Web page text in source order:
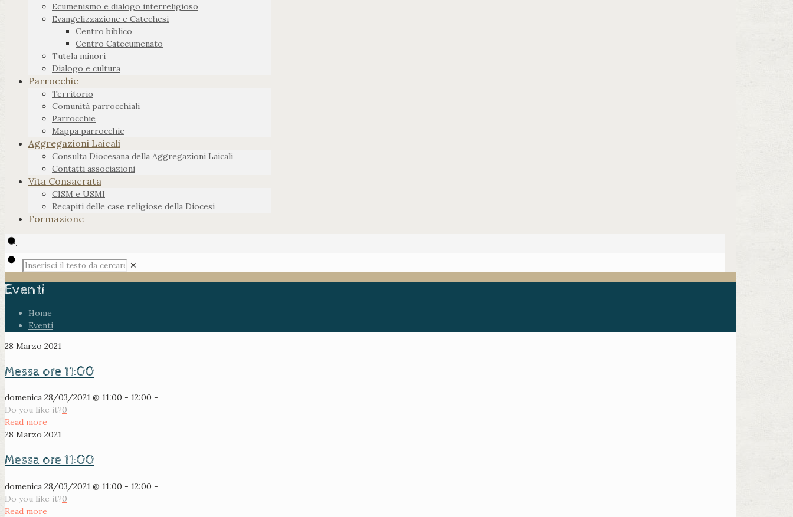
Ecumenismo e dialogo interreligioso
Evangelizzazione e Catechesi
Centro biblico
Centro Catecumenato
Tutela minori
Dialogo e cultura
Parrocchie
Territorio
Comunità parrocchiali
Parrocchie
Mappa parrocchie
Aggregazioni Laicali
Consulta Diocesana della Aggregazioni Laicali
Contatti associazioni
Vita Consacrata
CISM e USMI
Recapiti delle case religiose della Diocesi
Formazione
✕
Eventi
Home
Eventi
28 Marzo 2021
Messa ore 11:00
domenica 28/03/2021 @ 11:00 - 12:00 -
Do you like it?0
Read more
28 Marzo 2021
Messa ore 11:00
domenica 28/03/2021 @ 11:00 - 12:00 -
Do you like it?0
Read more